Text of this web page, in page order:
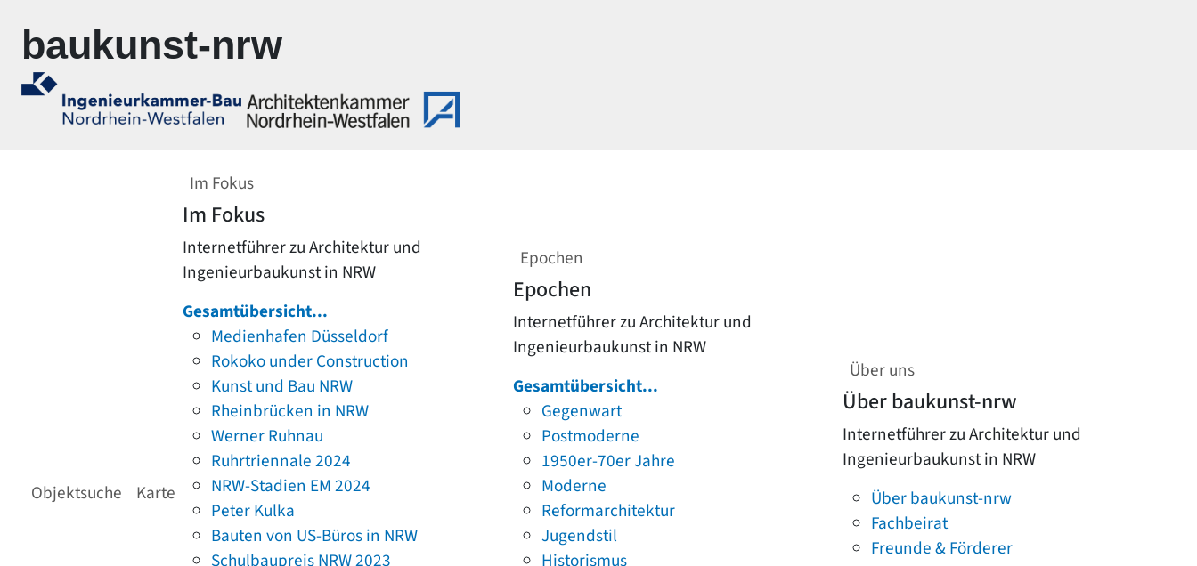
baukunst-nrw
Objektsuche Karte
Im Fokus
Im Fokus
Internetführer zu Architektur und
Ingenieurbaukunst in NRW
Gesamtübersicht...
Medienhafen Düsseldorf
Rokoko under Construction
Kunst und Bau NRW
Rheinbrücken in NRW
Werner Ruhnau
Ruhrtriennale 2024
NRW-Stadien EM 2024
Peter Kulka
Bauten von US-Büros in NRW
Schulbaupreis NRW 2023
Epochen
Epochen
Internetführer zu Architektur und
Ingenieurbaukunst in NRW
Gesamtübersicht...
Gegenwart
Postmoderne
1950er-70er Jahre
Moderne
Reformarchitektur
Jugendstil
Historismus
Über uns
Über baukunst-nrw
Internetführer zu Architektur und
Ingenieurbaukunst in NRW
Über baukunst-nrw
Fachbeirat
Freunde & Förderer